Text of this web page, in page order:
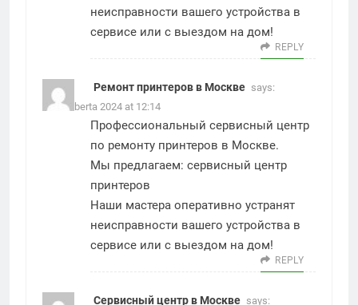
неисправности вашего устройства в
сервисе или с выездом на дом!
REPLY
Ремонт принтеров в Москве says:
4. Octoberta 2024 at 12:14
Профессиональный сервисный центр
по ремонту принтеров в Москве.
Мы предлагаем: сервисный центр
принтеров
Наши мастера оперативно устранят
неисправности вашего устройства в
сервисе или с выездом на дом!
REPLY
Сервисный центр в Москве says: